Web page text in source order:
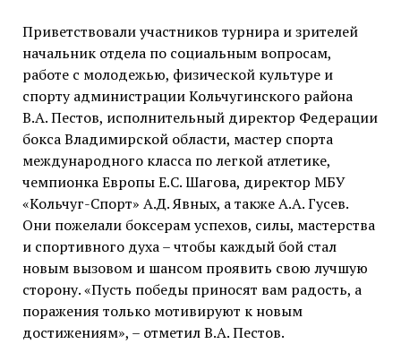
Приветствовали участников турнира и зрителей
начальник отдела по социальным вопросам,
работе с молодежью, физической культуре и
спорту администрации Кольчугинского района
В.А. Пестов, исполнительный директор Федерации
бокса Владимирской области, мастер спорта
международного класса по легкой атлетике,
чемпионка Европы Е.С. Шагова, директор МБУ
«Кольчуг-Спорт» А.Д. Явных, а также А.А. Гусев.
Они пожелали боксерам успехов, силы, мастерства
и спортивного духа – чтобы каждый бой стал
новым вызовом и шансом проявить свою лучшую
сторону. «Пусть победы приносят вам радость, а
поражения только мотивируют к новым
достижениям», – отметил В.А. Пестов.